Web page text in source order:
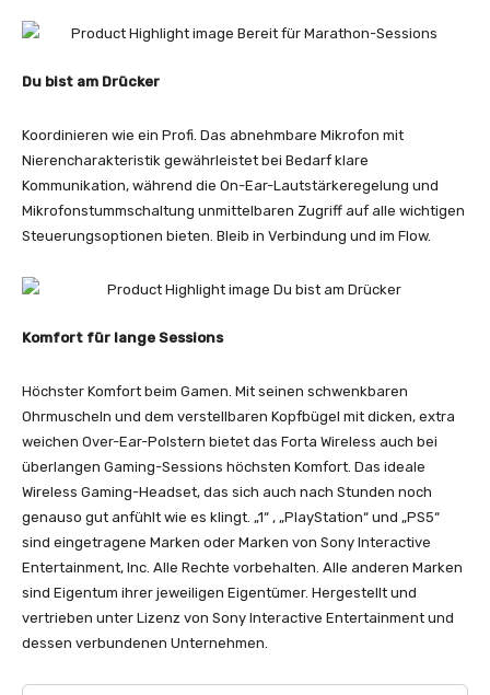
Du bist am Drücker
Koordinieren wie ein Profi. Das abnehmbare Mikrofon mit
Nierencharakteristik gewährleistet bei Bedarf klare
Kommunikation, während die On-Ear-Lautstärkeregelung und
Mikrofonstummschaltung unmittelbaren Zugriff auf alle wichtigen
Steuerungsoptionen bieten. Bleib in Verbindung und im Flow.
Komfort für lange Sessions
Höchster Komfort beim Gamen. Mit seinen schwenkbaren
Ohrmuscheln und dem verstellbaren Kopfbügel mit dicken, extra
weichen Over-Ear-Polstern bietet das Forta Wireless auch bei
überlangen Gaming-Sessions höchsten Komfort. Das ideale
Wireless Gaming-Headset, das sich auch nach Stunden noch
genauso gut anfühlt wie es klingt. „1“ , „PlayStation“ und „PS5“
sind eingetragene Marken oder Marken von Sony Interactive
Entertainment, Inc. Alle Rechte vorbehalten. Alle anderen Marken
sind Eigentum ihrer jeweiligen Eigentümer. Hergestellt und
vertrieben unter Lizenz von Sony Interactive Entertainment und
dessen verbundenen Unternehmen.